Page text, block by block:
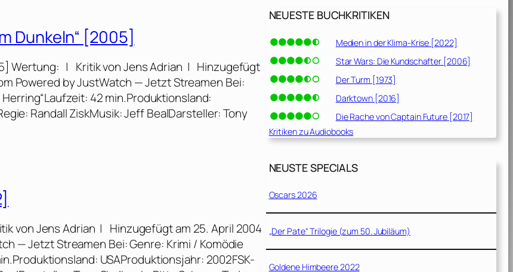
Dunkeln“ [2005]
Wertung: | Kritik von Jens Adrian | Hinzugefügt
Powered by JustWatch — Jetzt Streamen Bei:
42 min.Produktionsland:
Randall ZiskMusik: Jeff BealDarsteller: Tony
von Jens Adrian | Hinzugefügt am 25. April 2004
— Jetzt Streamen Bei: Genre: Krimi / Komödie
USAProduktionsjahr: 2002FSK-
NEUESTE BUCHKRITIKEN
Medien in der Klima-Krise [2022]
Star Wars: Die Kundschafter [2006]
Der Turm [1973]
Darktown [2016]
Die Rache von Captain Future [2017]
Kritiken zu Audiobooks
NEUSTE SPECIALS
Oscars 2026
„Der Pate“ Trilogie (zum 50. Jubiläum)
Goldene Himbeere 2022